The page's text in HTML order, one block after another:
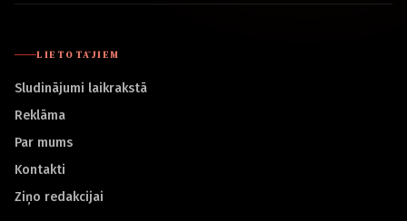
LIETOTĀJIEM
Sludinājumi laikrakstā
Reklāma
Par mums
Kontakti
Ziņo redakcijai